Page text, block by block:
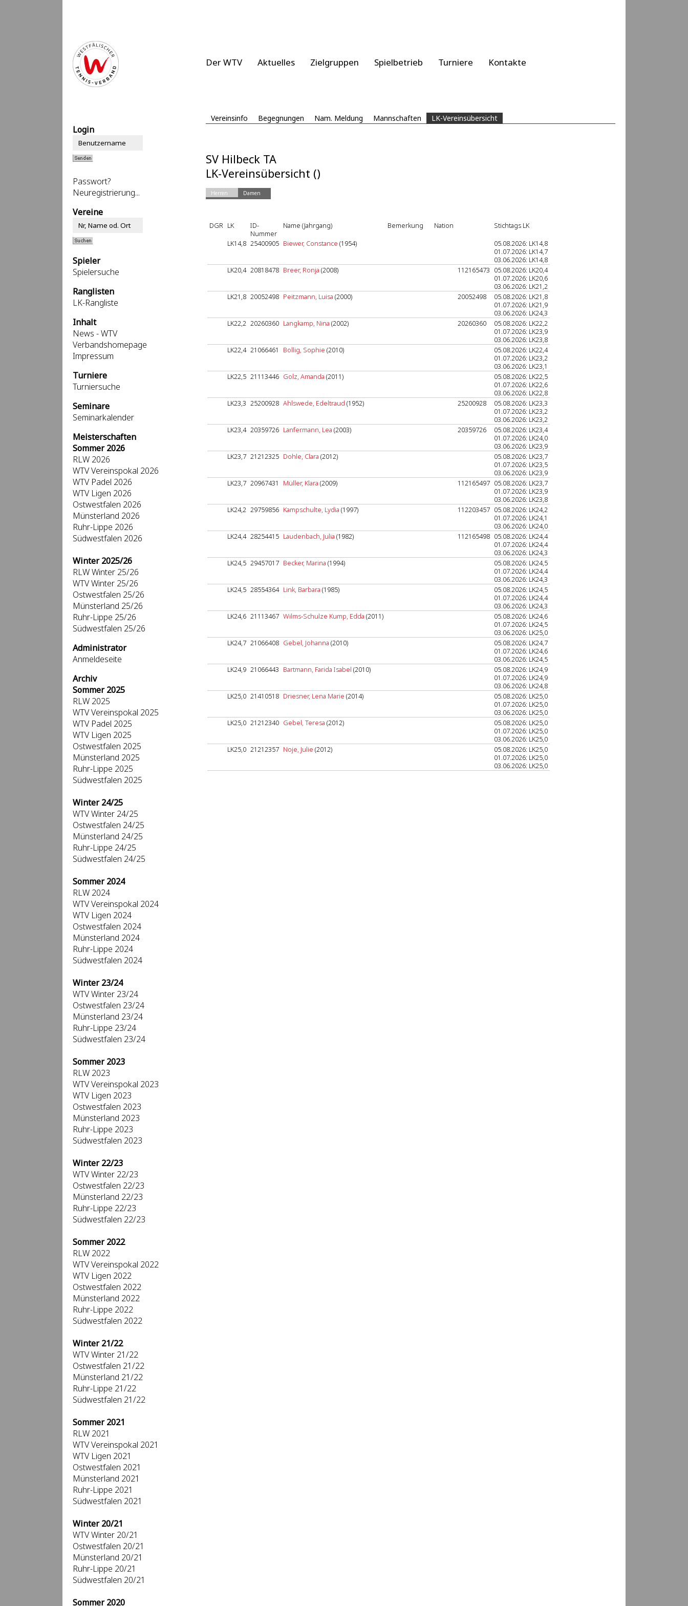
Der WTV Aktuelles Zielgruppen Spielbetrieb Turniere Kontakte
Vereinsinfo Begegnungen Nam. Meldung Mannschaften LK-Vereinsübersicht
Login
Passwort?
Neuregistrierung...
Vereine
Spieler
Spielersuche
Ranglisten
LK-Rangliste
Inhalt
News - WTV
Verbandshomepage
Impressum
Turniere
Turniersuche
Seminare
Seminarkalender
Meisterschaften
Sommer 2026
RLW 2026
WTV Vereinspokal 2026
WTV Padel 2026
WTV Ligen 2026
Ostwestfalen 2026
Münsterland 2026
Ruhr-Lippe 2026
Südwestfalen 2026
Winter 2025/26
RLW Winter 25/26
WTV Winter 25/26
Ostwestfalen 25/26
Münsterland 25/26
Ruhr-Lippe 25/26
Südwestfalen 25/26
Administrator
Anmeldeseite
Archiv
Sommer 2025
RLW 2025
WTV Vereinspokal 2025
WTV Padel 2025
WTV Ligen 2025
Ostwestfalen 2025
Münsterland 2025
Ruhr-Lippe 2025
Südwestfalen 2025
Winter 24/25
WTV Winter 24/25
Ostwestfalen 24/25
Münsterland 24/25
Ruhr-Lippe 24/25
Südwestfalen 24/25
Sommer 2024
RLW 2024
WTV Vereinspokal 2024
WTV Ligen 2024
Ostwestfalen 2024
Münsterland 2024
Ruhr-Lippe 2024
Südwestfalen 2024
Winter 23/24
WTV Winter 23/24
Ostwestfalen 23/24
Münsterland 23/24
Ruhr-Lippe 23/24
Südwestfalen 23/24
Sommer 2023
RLW 2023
WTV Vereinspokal 2023
WTV Ligen 2023
Ostwestfalen 2023
Münsterland 2023
Ruhr-Lippe 2023
Südwestfalen 2023
Winter 22/23
WTV Winter 22/23
Ostwestfalen 22/23
Münsterland 22/23
Ruhr-Lippe 22/23
Südwestfalen 22/23
Sommer 2022
RLW 2022
WTV Vereinspokal 2022
WTV Ligen 2022
Ostwestfalen 2022
Münsterland 2022
Ruhr-Lippe 2022
Südwestfalen 2022
Winter 21/22
WTV Winter 21/22
Ostwestfalen 21/22
Münsterland 21/22
Ruhr-Lippe 21/22
Südwestfalen 21/22
Sommer 2021
RLW 2021
WTV Vereinspokal 2021
WTV Ligen 2021
Ostwestfalen 2021
Münsterland 2021
Ruhr-Lippe 2021
Südwestfalen 2021
Winter 20/21
WTV Winter 20/21
Ostwestfalen 20/21
Münsterland 20/21
Ruhr-Lippe 20/21
Südwestfalen 20/21
Sommer 2020
SV Hilbeck TA
LK-Vereinsübersicht ()
Herren Damen
DGR LK
ID-
Nummer
Name (Jahrgang) Bemerkung Nation
Stichtags LK
LK14,8 25400905 Biewer, Constance (1954)
05.08.2026: LK14,8
01.07.2026: LK14,7
03.06.2026: LK14,8
LK20,4 20818478 Breer, Ronja (2008) 112165473 05.08.2026: LK20,4
01.07.2026: LK20,6
03.06.2026: LK21,2
LK21,8 20052498 Peitzmann, Luisa (2000) 20052498
05.08.2026: LK21,8
01.07.2026: LK21,9
03.06.2026: LK24,3
LK22,2 20260360 Langkamp, Nina (2002) 20260360
05.08.2026: LK22,2
01.07.2026: LK23,9
03.06.2026: LK23,8
LK22,4 21066461 Bollig, Sophie (2010)
05.08.2026: LK22,4
01.07.2026: LK23,2
03.06.2026: LK23,1
LK22,5 21113446 Golz, Amanda (2011)
05.08.2026: LK22,5
01.07.2026: LK22,6
03.06.2026: LK22,8
LK23,3 25200928 Ahlswede, Edeltraud (1952) 25200928
05.08.2026: LK23,3
01.07.2026: LK23,2
03.06.2026: LK23,2
LK23,4 20359726 Lanfermann, Lea (2003) 20359726
05.08.2026: LK23,4
01.07.2026: LK24,0
03.06.2026: LK23,9
LK23,7 21212325 Dohle, Clara (2012)
05.08.2026: LK23,7
01.07.2026: LK23,5
03.06.2026: LK23,9
LK23,7 20967431 Müller, Klara (2009) 112165497 05.08.2026: LK23,7
01.07.2026: LK23,9
03.06.2026: LK23,8
LK24,2 29759856 Kampschulte, Lydia (1997) 112203457 05.08.2026: LK24,2
01.07.2026: LK24,1
03.06.2026: LK24,0
LK24,4 28254415 Laudenbach, Julia (1982) 112165498 05.08.2026: LK24,4
01.07.2026: LK24,4
03.06.2026: LK24,3
LK24,5 29457017 Becker, Marina (1994)
05.08.2026: LK24,5
01.07.2026: LK24,4
03.06.2026: LK24,3
LK24,5 28554364 Link, Barbara (1985)
05.08.2026: LK24,5
01.07.2026: LK24,4
03.06.2026: LK24,3
LK24,6 21113467 Wilms-Schulze Kump, Edda (2011)
05.08.2026: LK24,6
01.07.2026: LK24,5
03.06.2026: LK25,0
LK24,7 21066408 Gebel, Johanna (2010)
05.08.2026: LK24,7
01.07.2026: LK24,6
03.06.2026: LK24,5
LK24,9 21066443 Bartmann, Farida Isabel (2010)
05.08.2026: LK24,9
01.07.2026: LK24,9
03.06.2026: LK24,8
LK25,0 21410518 Driesner, Lena Marie (2014)
05.08.2026: LK25,0
01.07.2026: LK25,0
03.06.2026: LK25,0
LK25,0 21212340 Gebel, Teresa (2012)
05.08.2026: LK25,0
01.07.2026: LK25,0
03.06.2026: LK25,0
LK25,0 21212357 Noje, Julie (2012)
05.08.2026: LK25,0
01.07.2026: LK25,0
03.06.2026: LK25,0